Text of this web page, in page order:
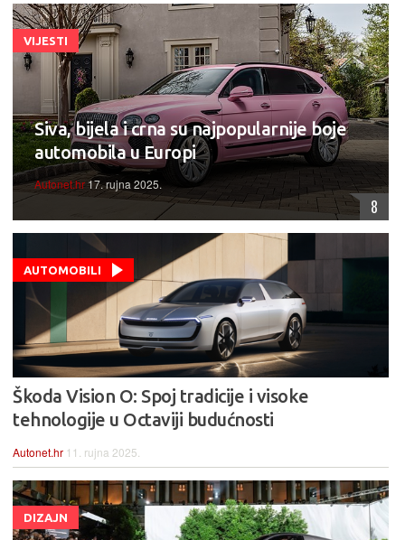
VIJESTI
Siva, bijela i crna su najpopularnije boje
automobila u Europi
Autonet.hr17. rujna 2025.
8
AUTOMOBILI
Škoda Vision O: Spoj tradicije i visoke
tehnologije u Octaviji budućnosti
Autonet.hr 11. rujna 2025.
DIZAJN